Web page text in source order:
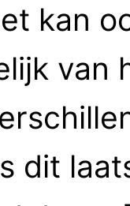
kan
van
dit